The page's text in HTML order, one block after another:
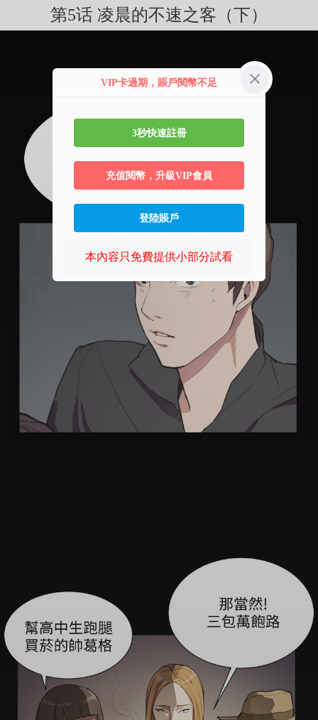
第5话 凌晨的不速之客（下）
VIP卡過期，賬戶閱幣不足
3秒快速註冊
充值閱幣，升級VIP會員
登陸賬戶
本內容只免費提供小部分試看